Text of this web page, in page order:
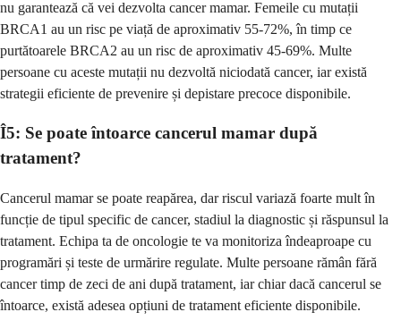
nu garantează că vei dezvolta cancer mamar. Femeile cu mutații
BRCA1 au un risc pe viață de aproximativ 55-72%, în timp ce
purtătoarele BRCA2 au un risc de aproximativ 45-69%. Multe
persoane cu aceste mutații nu dezvoltă niciodată cancer, iar există
strategii eficiente de prevenire și depistare precoce disponibile.
Î5: Se poate întoarce cancerul mamar după
tratament?
Cancerul mamar se poate reapărea, dar riscul variază foarte mult în
funcție de tipul specific de cancer, stadiul la diagnostic și răspunsul la
tratament. Echipa ta de oncologie te va monitoriza îndeaproape cu
programări și teste de urmărire regulate. Multe persoane rămân fără
cancer timp de zeci de ani după tratament, iar chiar dacă cancerul se
întoarce, există adesea opțiuni de tratament eficiente disponibile.